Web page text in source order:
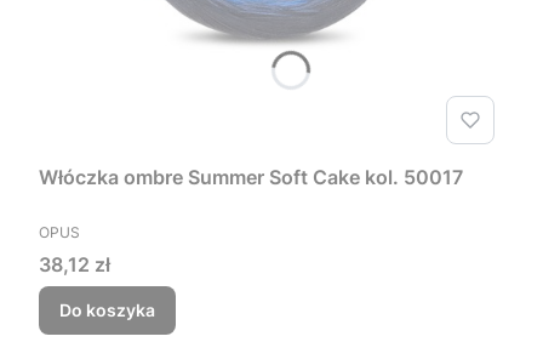
Włóczka ombre Summer Soft Cake kol. 50017
PRODUCENT
OPUS
Cena
38,12 zł
Do koszyka